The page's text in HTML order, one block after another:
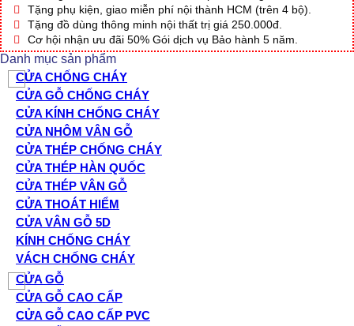
Tặng phụ kiện, giao miễn phí nội thành HCM (trên 4 bộ).
Tặng đồ dùng thông minh nội thất trị giá 250.000đ.
Cơ hội nhận ưu đãi 50% Gói dịch vụ Bảo hành 5 năm.
Danh mục sản phẩm
CỬA CHỐNG CHÁY
CỬA GỖ CHỐNG CHÁY
CỬA KÍNH CHỐNG CHÁY
CỬA NHÔM VÂN GỖ
CỬA THÉP CHỐNG CHÁY
CỬA THÉP HÀN QUỐC
CỬA THÉP VÂN GỖ
CỬA THOÁT HIỂM
CỬA VÂN GỖ 5D
KÍNH CHỐNG CHÁY
VÁCH CHỐNG CHÁY
CỬA GỖ
CỬA GỖ CAO CẤP
CỬA GỖ CAO CẤP PVC